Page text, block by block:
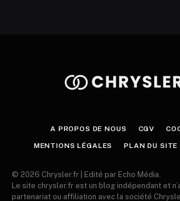
A PROPOS DE NOUS CGV
MENTIONS LÉGALES PLAN DU SITE
© 2026 Chrysler.fr | Edité par Echo Média.
Le site chrysler.fr est un blog indépendant et
partenariat ou affiliation avec la société